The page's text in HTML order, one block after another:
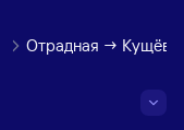
Отрадная →